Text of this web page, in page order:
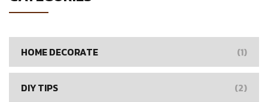
HOME DECORATE (1)
DIY TIPS (2)